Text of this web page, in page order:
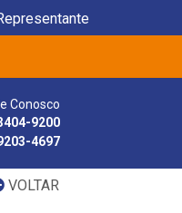
Conosco
9200
4697
VOLTAR